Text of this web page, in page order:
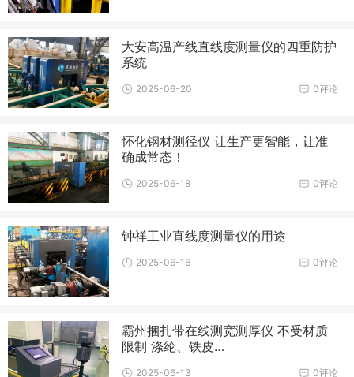
大安高温产线直线度测量仪的四重防护
系统
0评论
2025-06-20
怀化钢材测径仪 让生产更智能，让准
确成常态！
0评论
2025-06-18
钟祥工业直线度测量仪的用途
0评论
2025-06-16
霸州捆扎带在线测宽测厚仪 不受材质
限制 涤纶、铁皮…
0评论
2025-06-13